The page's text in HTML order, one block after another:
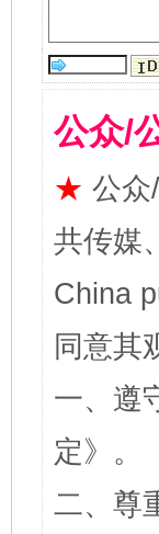
公众/
★ 公众
共传媒
China
同意其
一、遵
定》。
二、尊